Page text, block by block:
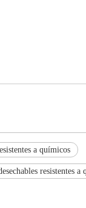
a químicos
resistentes a